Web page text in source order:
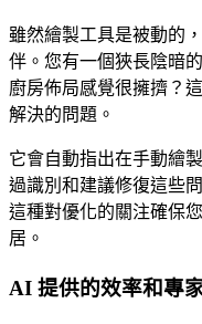
雖然繪製工具是被動的
伴。您有一個狹長陰暗
廚房佈局感覺很擁擠？
解決的問題。
它會自動指出在手動繪
過識別和建議修復這些
這種對優化的關注確保
居。
AI 提供的效率和專